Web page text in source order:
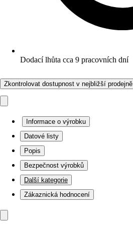
Dodací lhůta cca 9 pracovních dní
Zkontrolovat dostupnost v nejbližší prodejně
Informace o výrobku
Datové listy
Popis
Bezpečnost výrobků
Další kategorie
Zákaznická hodnocení